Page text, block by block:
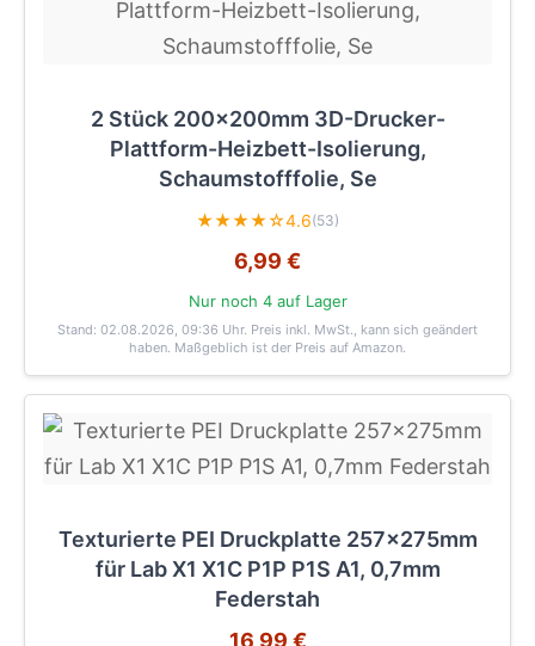
2 Stück 200x200mm 3D-Drucker-
Plattform-Heizbett-Isolierung,
Schaumstofffolie, Se
★★★★☆4.6(53)
6,99 €
Nur noch 4 auf Lager
Stand: 02.08.2026, 09:36 Uhr. Preis inkl. MwSt., kann sich geändert
haben. Maßgeblich ist der Preis auf Amazon.
Texturierte PEI Druckplatte 257x275mm
für Lab X1 X1C P1P P1S A1, 0,7mm
Federstah
16,99 €